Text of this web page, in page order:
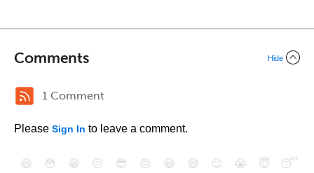
Comments Hide
1 Comment
Please Sign In to leave a comment.
😄 😳 😁 😒 😎 😠 😆 😅 😉 😭 😇
😴